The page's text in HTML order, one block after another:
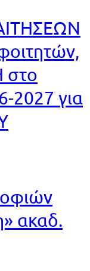
στο
2027 για
ακαδ.